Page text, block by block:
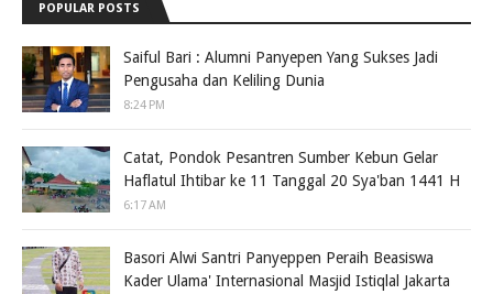
POPULAR POSTS
Saiful Bari : Alumni Panyepen Yang Sukses Jadi
Pengusaha dan Keliling Dunia
8:24 PM
Catat, Pondok Pesantren Sumber Kebun Gelar
Haflatul Ihtibar ke 11 Tanggal 20 Sya'ban 1441 H
6:17 AM
Basori Alwi Santri Panyeppen Peraih Beasiswa
Kader Ulama' Internasional Masjid Istiqlal Jakarta